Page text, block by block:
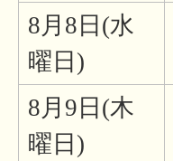
8月8日(水
曜日)
8月9日(木
曜日)